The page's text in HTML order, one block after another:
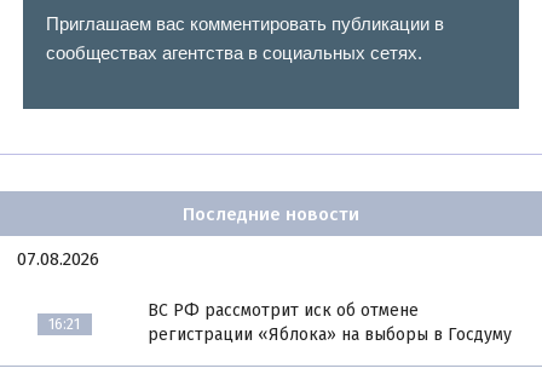
Приглашаем вас комментировать публикации в
сообществах агентства в социальных сетях.
Последние новости
07.08.2026
16:21
ВС РФ рассмотрит иск об отмене
регистрации «Яблока» на выборы в Госдуму